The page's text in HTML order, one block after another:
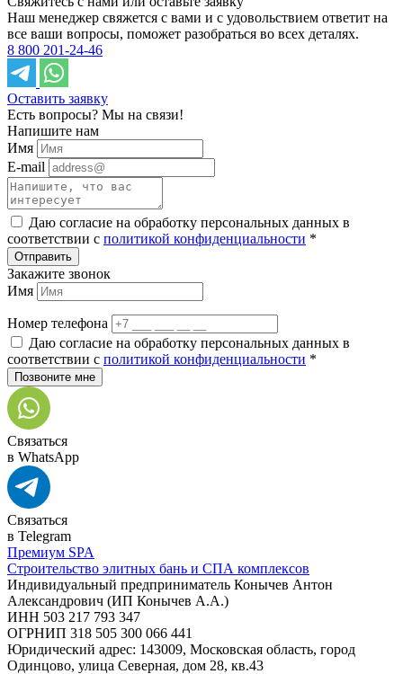
Наш менеджер свяжется с вами и с удовольствием ответит на
все ваши вопросы, поможет разобраться во всех деталях.
8 800 201-24-46
Оставить заявку
Есть вопросы? Мы на связи!
Напишите нам
Имя
E-mail
Даю согласие на обработку персональных данных в
соответствии c политикой конфиденциальности *
Закажите звонок
Имя
Номер телефона
Даю согласие на обработку персональных данных в
соответствии c политикой конфиденциальности *
Связаться
в WhatsApp
Связаться
в Telegram
Премиум SPA
Строительство элитных бань и СПА комплексов
Индивидуальный предприниматель Конычев Антон
Александрович (ИП Конычев А.А.)
ИНН 503 217 793 347
ОГРНИП 318 505 300 066 441
Юридический адрес: 143009, Московская область, город
Одинцово, улица Северная, дом 28, кв.43